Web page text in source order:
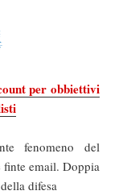
per obbiettivi
fenomeno del
email. Doppia
difesa